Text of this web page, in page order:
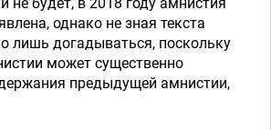
однако не зная текста
лишь догадываться, поскольку
может существенно
предыдущей амнистии,